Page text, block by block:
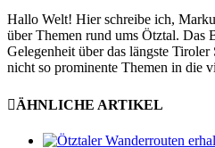
Hallo Welt! Hier schreibe ich,
über Themen rund ums Ötztal. Das
Gelegenheit über das längste
nicht so prominente Themen in die
ÄHNLICHE ARTIKEL